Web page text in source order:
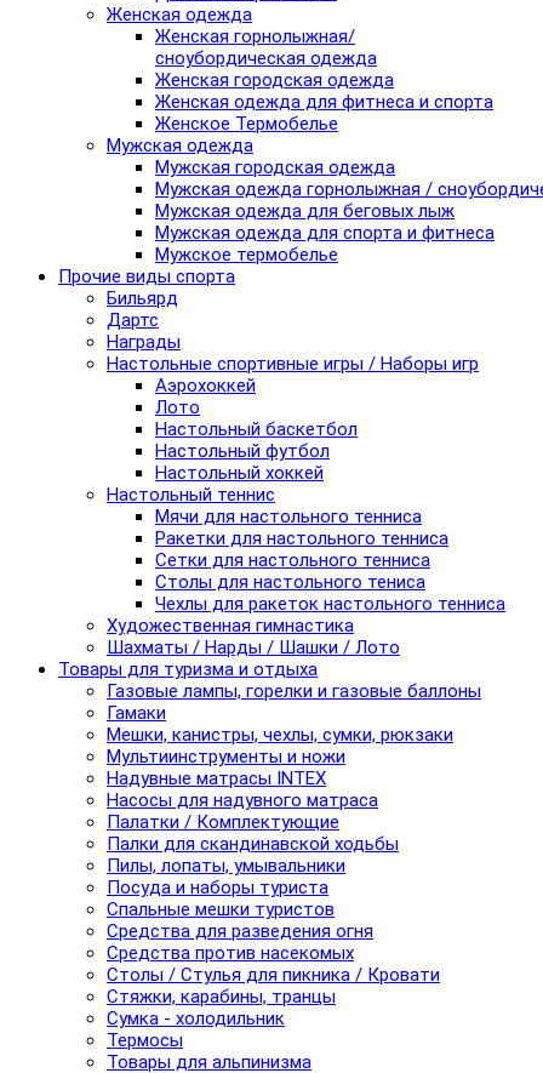
Женская одежда
Женская горнолыжная/
сноубордическая одежда
Женская городская одежда
Женская одежда для фитнеса и спорта
Женское Термобелье
Мужская одежда
Мужская городская одежда
Мужская одежда горнолыжная /
Мужская одежда для беговых лыж
Мужская одежда для спорта и фитнеса
Мужское термобелье
Прочие виды спорта
Бильярд
Дартс
Награды
Настольные спортивные игры / Наборы игр
Аэрохоккей
Лото
Настольный баскетбол
Настольный футбол
Настольный хоккей
Настольный теннис
Мячи для настольного тенниса
Ракетки для настольного тенниса
Сетки для настольного тенниса
Столы для настольного тениса
Чехлы для ракеток настольного тенниса
Художественная гимнастика
Шахматы / Нарды / Шашки / Лото
Товары для туризма и отдыха
Газовые лампы, горелки и газовые баллоны
Гамаки
Мешки, канистры, чехлы, сумки, рюкзаки
Мультиинструменты и ножи
Надувные матрасы INTEX
Насосы для надувного матраса
Палатки / Комплектующие
Палки для скандинавской ходьбы
Пилы, лопаты, умывальники
Посуда и наборы туриста
Спальные мешки туристов
Средства для разведения огня
Средства против насекомых
Столы / Стулья для пикника / Кровати
Стяжки, карабины, транцы
Сумка - холодильник
Термосы
Товары для альпинизма